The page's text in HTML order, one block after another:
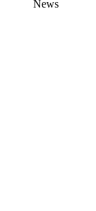
News